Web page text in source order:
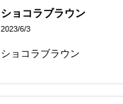
ショコラブラウン
2023/6/3
ショコラブラウン 少